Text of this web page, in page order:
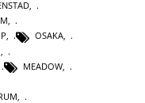
,
,
, OSAKA,
MEADOW